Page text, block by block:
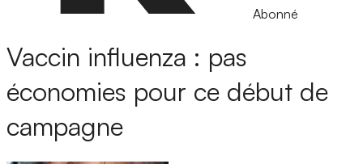
Abonné
Vaccin influenza : pas
économies pour ce début de
campagne